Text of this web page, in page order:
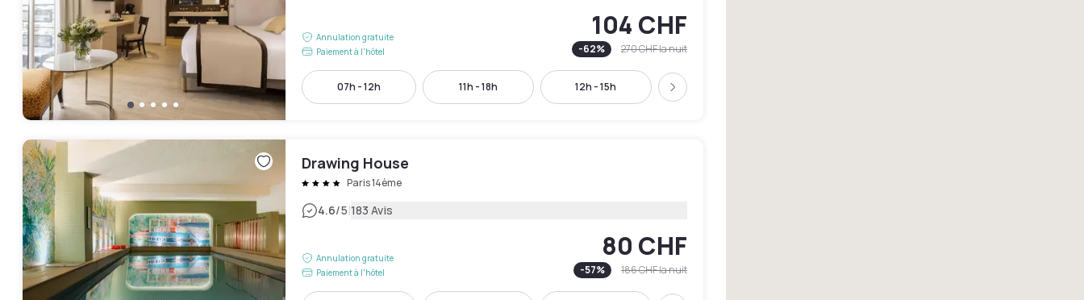
Annulation gratuite
Paiement à l'hôtel
104 CHF
-62% 270 CHFla nuit
07h - 12h 11h - 18h 12h - 15h Suivant
Drawing House
Paris 14ème
4.6/5|183 Avis
Annulation gratuite
Paiement à l'hôtel
80 CHF
-57% 186 CHFla nuit